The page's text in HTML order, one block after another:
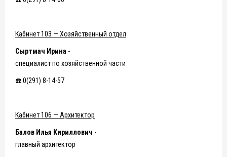
Кабинет 103 — Хозяйственный отдел
Сыртмач Ирина -
специалист по хозяйственной части
☎️ 0(291) 8-14-57
Кабинет 106 — Архитектор
Балов Илья Кириллович -
главный архитектор